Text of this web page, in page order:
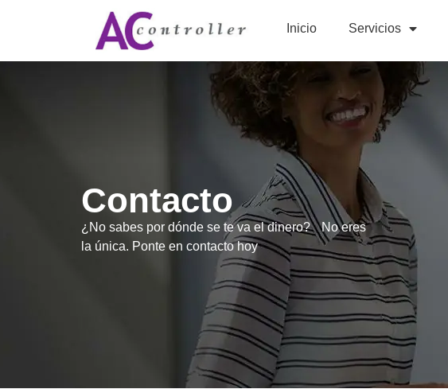
Inicio Servicios
Contacto
¿No sabes por dónde se te va el dinero? No eres
la única. Ponte en contacto hoy